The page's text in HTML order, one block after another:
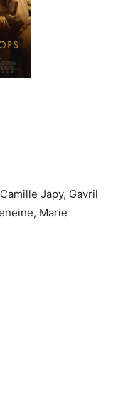
Japy, Gavril
Marie